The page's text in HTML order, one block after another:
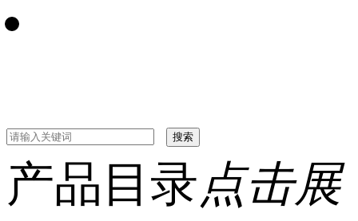
产品目录点击展